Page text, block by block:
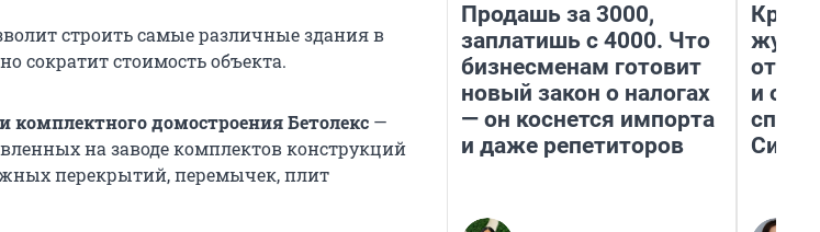
строить самые различные здания в
сократит стоимость объекта.
комплектного домостроения Бетолекс —
на заводе комплектов конструкций
перекрытий, перемычек, плит
Продашь за 3000,
заплатишь с 4000. Что
бизнесменам готовит
новый закон о налогах
— он коснется импорта
и даже репетиторов
и